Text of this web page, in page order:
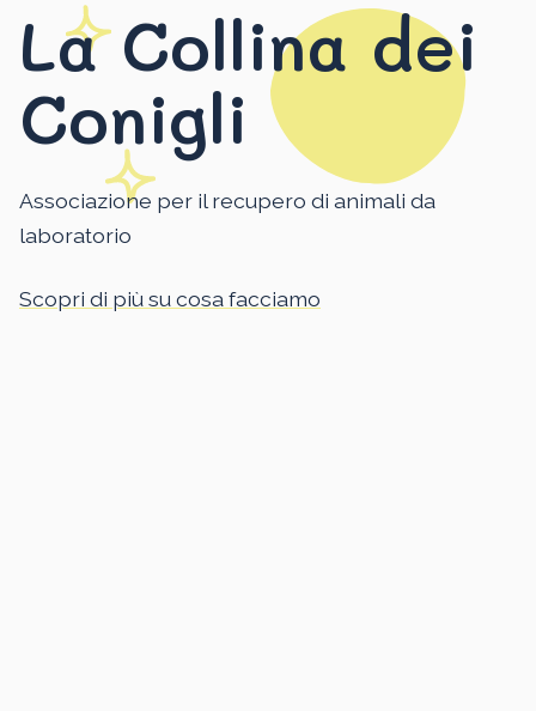
La Collina dei
Conigli
Associazione per il recupero di animali da
laboratorio
Scopri di più su cosa facciamo